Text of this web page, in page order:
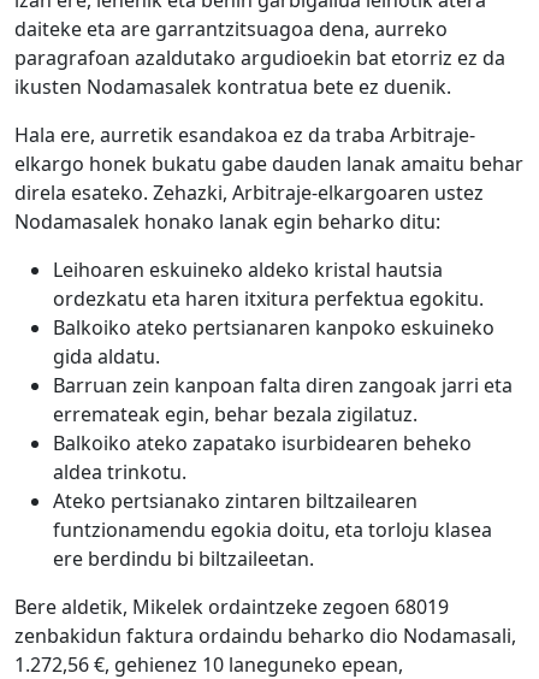
daiteke eta are garrantzitsuagoa dena, aurreko
paragrafoan azaldutako argudioekin bat etorriz ez da
ikusten Nodamasalek kontratua bete ez duenik.
Hala ere, aurretik esandakoa ez da traba Arbitraje-
elkargo honek bukatu gabe dauden lanak amaitu behar
direla esateko. Zehazki, Arbitraje-elkargoaren ustez
Nodamasalek honako lanak egin beharko ditu:
Leihoaren eskuineko aldeko kristal hautsia
ordezkatu eta haren itxitura perfektua egokitu.
Balkoiko ateko pertsianaren kanpoko eskuineko
gida aldatu.
Barruan zein kanpoan falta diren zangoak jarri eta
erremateak egin, behar bezala zigilatuz.
Balkoiko ateko zapatako isurbidearen beheko
aldea trinkotu.
Ateko pertsianako zintaren biltzailearen
funtzionamendu egokia doitu, eta torloju klasea
ere berdindu bi biltzaileetan.
Bere aldetik, Mikelek ordaintzeke zegoen 68019
zenbakidun faktura ordaindu beharko dio Nodamasali,
1.272,56 €, gehienez 10 laneguneko epean,